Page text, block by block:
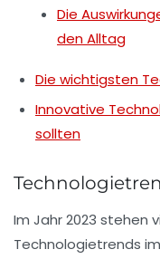
Die
den Alltag
Die wichtigsten
Innovative
sollten
Im Jahr 2023 stehen
Technologietrends